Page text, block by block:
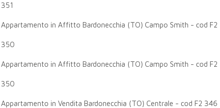
351
Appartamento in Affitto Bardonecchia (TO) Campo Smith - cod F2
350
Appartamento in Affitto Bardonecchia (TO) Campo Smith - cod F2
350
Appartamento in Vendita Bardonecchia (TO) Centrale - cod F2 346